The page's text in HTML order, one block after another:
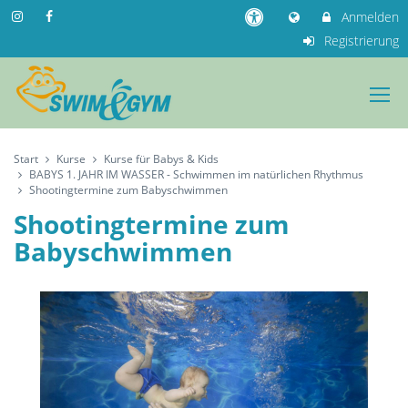
Anmelden
Registrierung
Start Kurse
Kurse für Babys & Kids
BABYS 1. JAHR IM WASSER - Schwimmen im natürlichen Rhythmus
Shootingtermine zum Babyschwimmen
Shootingtermine zum
Babyschwimmen